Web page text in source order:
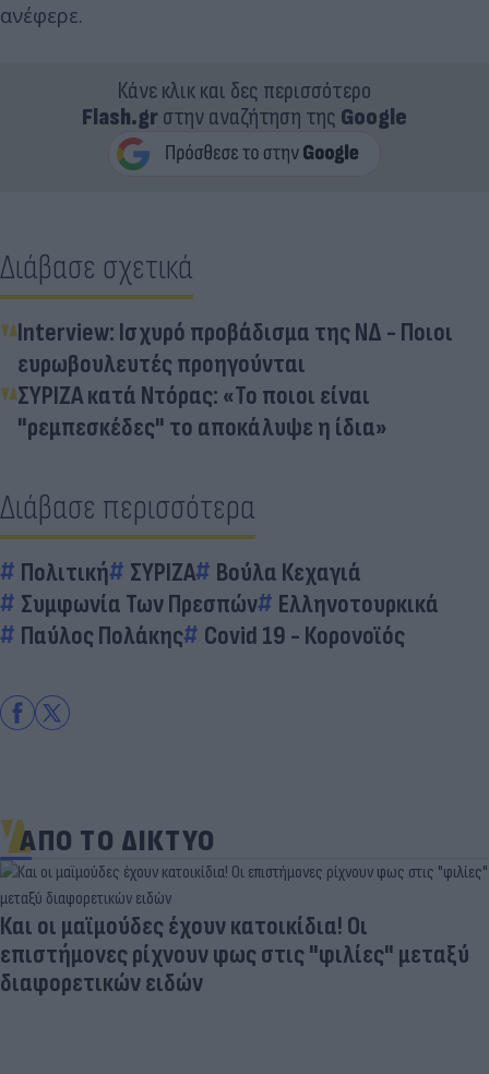
ανέφερε.
Κάνε κλικ και δες περισσότερο
Flash.grστην αναζήτηση της Google
Διάβασε σχετικά
Interview: Ισχυρό προβάδισμα της ΝΔ - Ποιοι
ευρωβουλευτές προηγούνται
ΣΥΡΙΖΑ κατά Ντόρας: «Το ποιοι είναι
"ρεμπεσκέδες" το αποκάλυψε η ίδια»
Διάβασε περισσότερα
Πολιτική ΣΥΡΙΖΑ
Βούλα Κεχαγιά
Συμφωνία Των Πρεσπών
Ελληνοτουρκικά
Παύλος Πολάκης
Covid 19 - Κορονοϊός
ΑΠΟ ΤΟ ΔΙΚΤΥΟ
Και οι μαϊμούδες έχουν κατοικίδια! Οι
επιστήμονες ρίχνουν φως στις "φιλίες" μεταξύ
διαφορετικών ειδών